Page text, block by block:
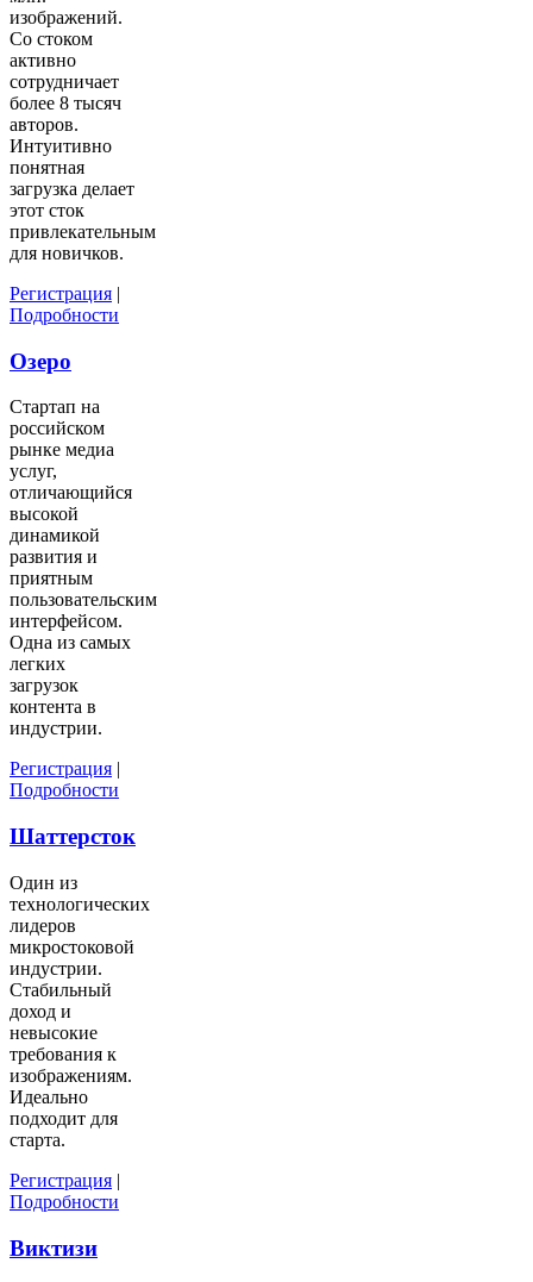
изображений.
Со стоком
активно
сотрудничает
более 8 тысяч
авторов.
Интуитивно
понятная
загрузка делает
этот сток
привлекательным
для новичков.
Регистрация |
Подробности
Озеро
Стартап на
российском
рынке медиа
услуг,
отличающийся
высокой
динамикой
развития и
приятным
пользовательским
интерфейсом.
Одна из самых
легких
загрузок
контента в
индустрии.
Регистрация |
Подробности
Шаттерсток
Один из
технологических
лидеров
микростоковой
индустрии.
Стабильный
доход и
невысокие
требования к
изображениям.
Идеально
подходит для
старта.
Регистрация |
Подробности
Виктизи